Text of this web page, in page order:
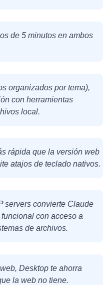
de 5 minutos en ambos
organizados por tema),
con herramientas
local.
rápida que la versión web
atajos de teclado nativos.
servers convierte Claude
con acceso a
de archivos.
Desktop te ahorra
la web no tiene.